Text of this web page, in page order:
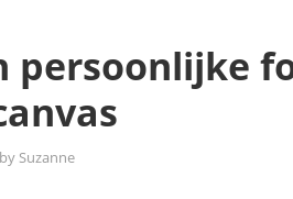
persoonlijke
by Suzanne